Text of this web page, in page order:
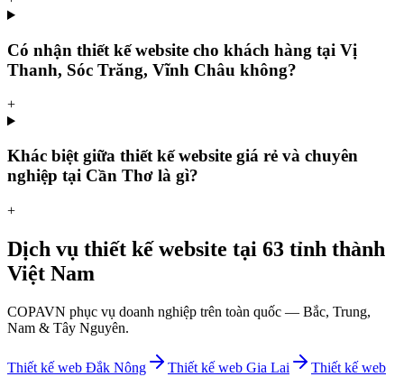
Có nhận thiết kế website cho khách hàng tại Vị
Thanh, Sóc Trăng, Vĩnh Châu không?
+
Khác biệt giữa thiết kế website giá rẻ và chuyên
nghiệp tại Cần Thơ là gì?
+
Dịch vụ thiết kế website tại 63 tỉnh thành
Việt Nam
COPAVN phục vụ doanh nghiệp trên toàn quốc — Bắc, Trung,
Nam & Tây Nguyên.
Thiết kế web Đắk Nông Thiết kế web Gia Lai
Thiết kế web